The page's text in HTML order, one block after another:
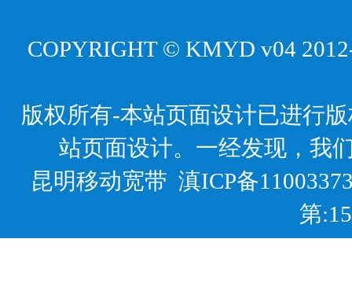
COPYRIGHT © KMYD v04
版权所有-本站页面设计已进行
站页面设计。一经发现，我
昆明移动宽带 滇ICP备
第